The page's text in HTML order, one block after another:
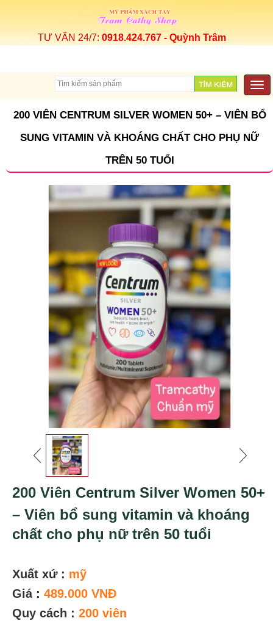
TƯ VẤN 24/7: 0918.424.767 - Quỳnh Trâm
200 VIÊN CENTRUM SILVER WOMEN 50+ – VIÊN BỔ
SUNG VITAMIN VÀ KHOÁNG CHẤT CHO PHỤ NỮ
TRÊN 50 TUỔI
200 Viên Centrum Silver Women 50+
– Viên bổ sung vitamin và khoáng
chất cho phụ nữ trên 50 tuổi
Xuất xứ : mỹ
Giá : 489.000 VNĐ
Quy cách : 200 viên